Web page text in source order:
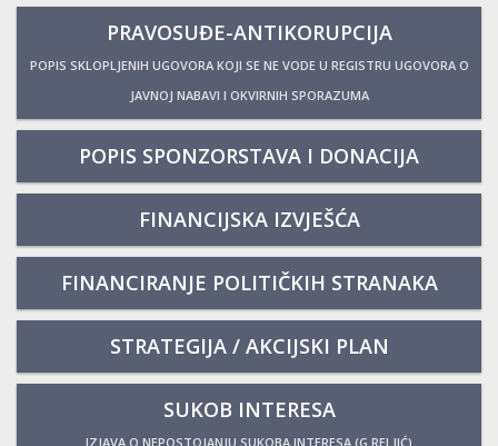
PRAVOSUĐE-ANTIKORUPCIJA
POPIS SKLOPLJENIH UGOVORA KOJI SE NE VODE U REGISTRU UGOVORA O
JAVNOJ NABAVI I OKVIRNIH SPORAZUMA
POPIS SPONZORSTAVA I DONACIJA
FINANCIJSKA IZVJEŠĆA
FINANCIRANJE POLITIČKIH STRANAKA
STRATEGIJA / AKCIJSKI PLAN
SUKOB INTERESA
IZJAVA O NEPOSTOJANJU SUKOBA INTERESA (G.RELJIĆ)